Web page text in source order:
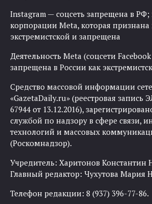
Instagram — соцсеть запрещена в
корпорации Meta, которая признана
экстремистской и запрещена
Деятельность Meta (соцсети
запрещена в России как
Средство массовой информации
«GazetaDaily.ru» (реестровая
67944 от 13.12.2016),
службой по надзору в сфере связи,
технологий и массовых
(Роскомнадзор).
Учредитель: Харитонов Константин
Главный редактор: Чухутова Мария
Телефон редакции: 8 (937) 396-77-86.